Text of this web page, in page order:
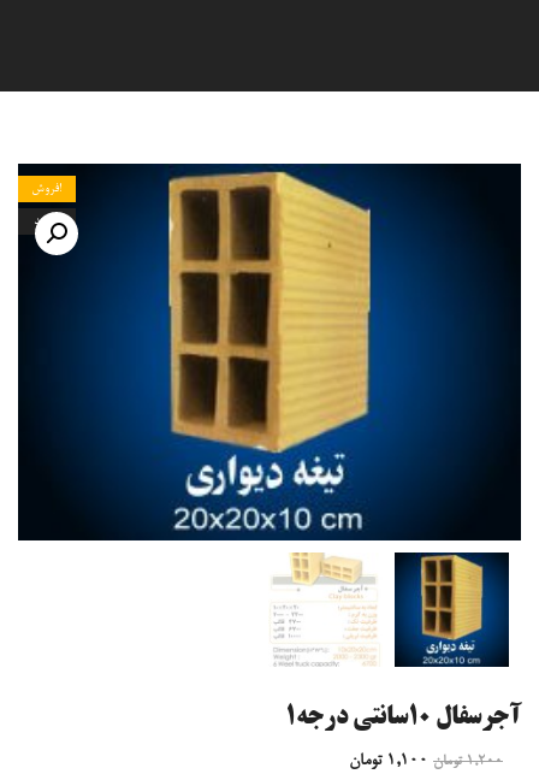
فروش!
جدید
آجرسفال ۱۰سانتی درجه۱
۱,۲۰۰ تومان ۱,۱۰۰ تومان